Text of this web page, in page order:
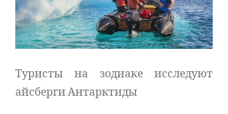
Туристы на зодиаке исследуют
айсберги Антарктиды